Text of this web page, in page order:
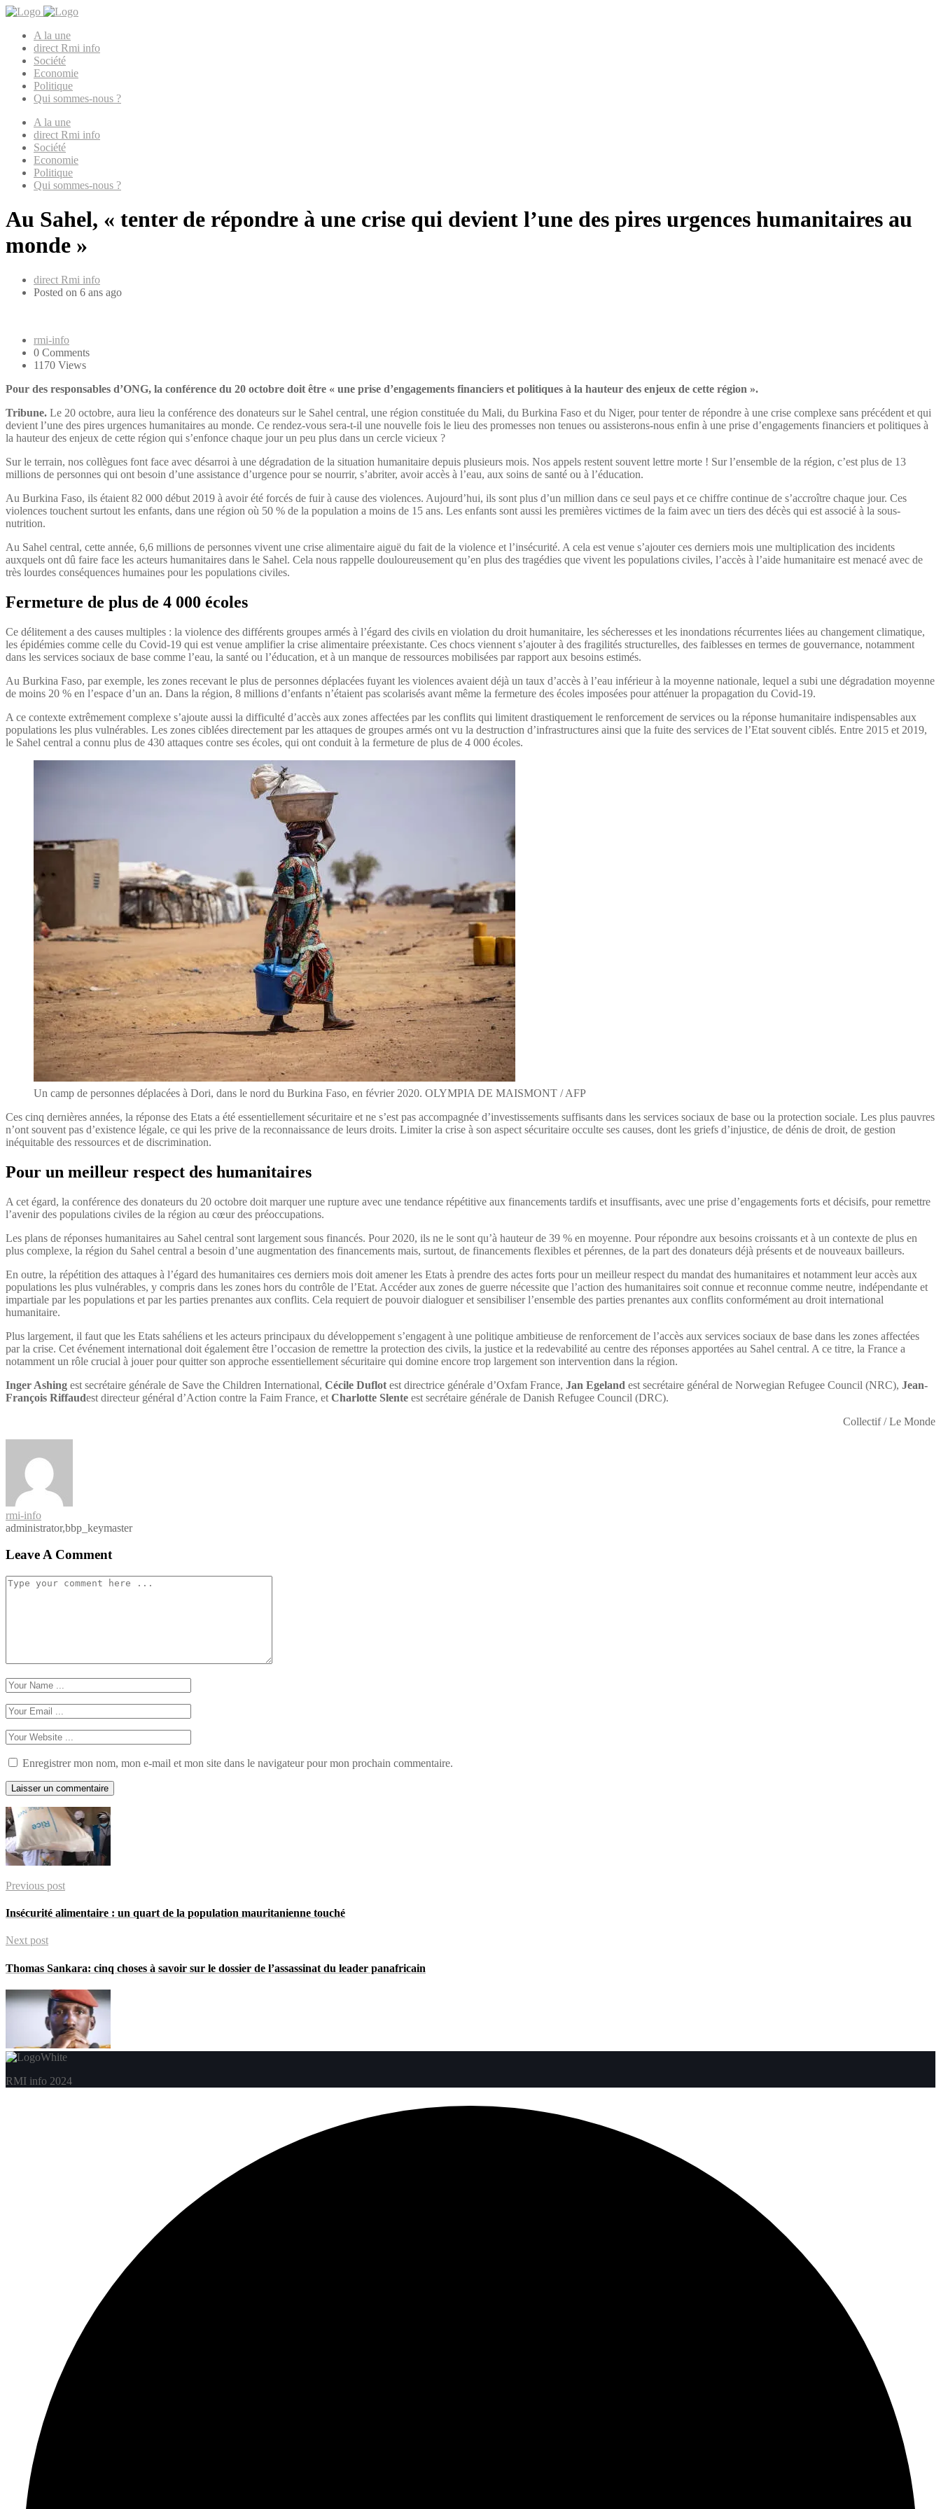
A la une
direct Rmi info
Société
Economie
Politique
Qui sommes-nous ?
A la une
direct Rmi info
Société
Economie
Politique
Qui sommes-nous ?
Au Sahel, « tenter de répondre à une crise qui devient l’une des pires urgences humanitaires au
monde »
direct Rmi info
Posted on 6 ans ago
rmi-info
0 Comments
1170 Views
Pour des responsables d’ONG, la conférence du 20 octobre doit être « une prise d’engagements financiers et politiques à la hauteur des enjeux de cette région ».
Tribune. Le 20 octobre, aura lieu la conférence des donateurs sur le Sahel central, une région constituée du Mali, du Burkina Faso et du Niger, pour tenter de répondre à une crise complexe sans précédent et qui
devient l’une des pires urgences humanitaires au monde. Ce rendez-vous sera-t-il une nouvelle fois le lieu des promesses non tenues ou assisterons-nous enfin à une prise d’engagements financiers et politiques à
la hauteur des enjeux de cette région qui s’enfonce chaque jour un peu plus dans un cercle vicieux ?
Sur le terrain, nos collègues font face avec désarroi à une dégradation de la situation humanitaire depuis plusieurs mois. Nos appels restent souvent lettre morte ! Sur l’ensemble de la région, c’est plus de 13
millions de personnes qui ont besoin d’une assistance d’urgence pour se nourrir, s’abriter, avoir accès à l’eau, aux soins de santé ou à l’éducation.
Au Burkina Faso, ils étaient 82 000 début 2019 à avoir été forcés de fuir à cause des violences. Aujourd’hui, ils sont plus d’un million dans ce seul pays et ce chiffre continue de s’accroître chaque jour. Ces
violences touchent surtout les enfants, dans une région où 50 % de la population a moins de 15 ans. Les enfants sont aussi les premières victimes de la faim avec un tiers des décès qui est associé à la sous-
nutrition.
Au Sahel central, cette année, 6,6 millions de personnes vivent une crise alimentaire aiguë du fait de la violence et l’insécurité. A cela est venue s’ajouter ces derniers mois une multiplication des incidents
auxquels ont dû faire face les acteurs humanitaires dans le Sahel. Cela nous rappelle douloureusement qu’en plus des tragédies que vivent les populations civiles, l’accès à l’aide humanitaire est menacé avec de
très lourdes conséquences humaines pour les populations civiles.
Fermeture de plus de 4 000 écoles
Ce délitement a des causes multiples : la violence des différents groupes armés à l’égard des civils en violation du droit humanitaire, les sécheresses et les inondations récurrentes liées au changement climatique,
les épidémies comme celle du Covid-19 qui est venue amplifier la crise alimentaire préexistante. Ces chocs viennent s’ajouter à des fragilités structurelles, des faiblesses en termes de gouvernance, notamment
dans les services sociaux de base comme l’eau, la santé ou l’éducation, et à un manque de ressources mobilisées par rapport aux besoins estimés.
Au Burkina Faso, par exemple, les zones recevant le plus de personnes déplacées fuyant les violences avaient déjà un taux d’accès à l’eau inférieur à la moyenne nationale, lequel a subi une dégradation moyenne
de moins 20 % en l’espace d’un an. Dans la région, 8 millions d’enfants n’étaient pas scolarisés avant même la fermeture des écoles imposées pour atténuer la propagation du Covid-19.
A ce contexte extrêmement complexe s’ajoute aussi la difficulté d’accès aux zones affectées par les conflits qui limitent drastiquement le renforcement de services ou la réponse humanitaire indispensables aux
populations les plus vulnérables. Les zones ciblées directement par les attaques de groupes armés ont vu la destruction d’infrastructures ainsi que la fuite des services de l’Etat souvent ciblés. Entre 2015 et 2019,
le Sahel central a connu plus de 430 attaques contre ses écoles, qui ont conduit à la fermeture de plus de 4 000 écoles.
Un camp de personnes déplacées à Dori, dans le nord du Burkina Faso, en février 2020. OLYMPIA DE MAISMONT / AFP
Ces cinq dernières années, la réponse des Etats a été essentiellement sécuritaire et ne s’est pas accompagnée d’investissements suffisants dans les services sociaux de base ou la protection sociale. Les plus pauvres
n’ont souvent pas d’existence légale, ce qui les prive de la reconnaissance de leurs droits. Limiter la crise à son aspect sécuritaire occulte ses causes, dont les griefs d’injustice, de dénis de droit, de gestion
inéquitable des ressources et de discrimination.
Pour un meilleur respect des humanitaires
A cet égard, la conférence des donateurs du 20 octobre doit marquer une rupture avec une tendance répétitive aux financements tardifs et insuffisants, avec une prise d’engagements forts et décisifs, pour remettre
l’avenir des populations civiles de la région au cœur des préoccupations.
Les plans de réponses humanitaires au Sahel central sont largement sous financés. Pour 2020, ils ne le sont qu’à hauteur de 39 % en moyenne. Pour répondre aux besoins croissants et à un contexte de plus en
plus complexe, la région du Sahel central a besoin d’une augmentation des financements mais, surtout, de financements flexibles et pérennes, de la part des donateurs déjà présents et de nouveaux bailleurs.
En outre, la répétition des attaques à l’égard des humanitaires ces derniers mois doit amener les Etats à prendre des actes forts pour un meilleur respect du mandat des humanitaires et notamment leur accès aux
populations les plus vulnérables, y compris dans les zones hors du contrôle de l’Etat. Accéder aux zones de guerre nécessite que l’action des humanitaires soit connue et reconnue comme neutre, indépendante et
impartiale par les populations et par les parties prenantes aux conflits. Cela requiert de pouvoir dialoguer et sensibiliser l’ensemble des parties prenantes aux conflits conformément au droit international
humanitaire.
Plus largement, il faut que les Etats sahéliens et les acteurs principaux du développement s’engagent à une politique ambitieuse de renforcement de l’accès aux services sociaux de base dans les zones affectées
par la crise. Cet événement international doit également être l’occasion de remettre la protection des civils, la justice et la redevabilité au centre des réponses apportées au Sahel central. A ce titre, la France a
notamment un rôle crucial à jouer pour quitter son approche essentiellement sécuritaire qui domine encore trop largement son intervention dans la région.
Inger Ashing est secrétaire générale de Save the Children International, Cécile Duflot est directrice générale d’Oxfam France, Jan Egeland est secrétaire général de Norwegian Refugee Council (NRC), Jean-
François Riffaudest directeur général d’Action contre la Faim France, et Charlotte Slente est secrétaire générale de Danish Refugee Council (DRC).
Collectif / Le Monde
rmi-info
administrator,bbp_keymaster
Leave A Comment
Enregistrer mon nom, mon e-mail et mon site dans le navigateur pour mon prochain commentaire.
Previous post
Insécurité alimentaire : un quart de la population mauritanienne touché
Next post
Thomas Sankara: cinq choses à savoir sur le dossier de l’assassinat du leader panafricain
RMI info 2024